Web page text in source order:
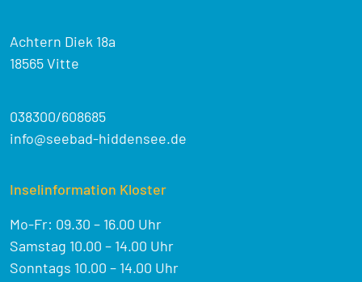
Achtern Diek 18a
18565 Vitte
038300/608685
info@seebad-hiddensee.de
Inselinformation Kloster
Mo-Fr: 09.30 – 16.00 Uhr
Samstag 10.00 – 14.00 Uhr
Sonntags 10.00 – 14.00 Uhr